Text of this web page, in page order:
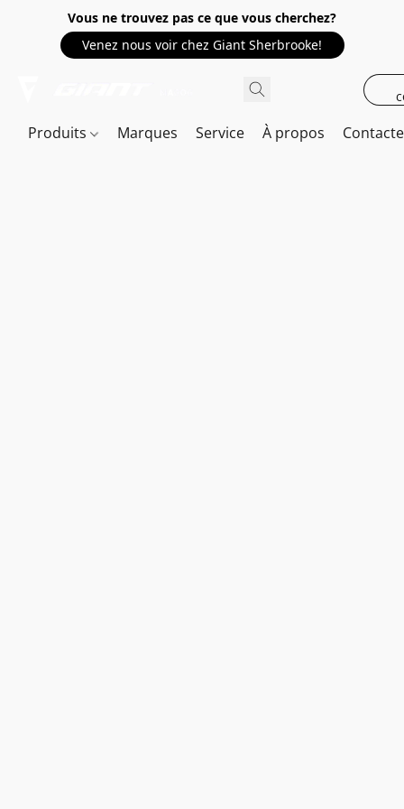
Vous ne trouvez pas ce que vous cherchez?
Venez nous voir chez Giant Sherbrooke!
Produits Marques Service À propos